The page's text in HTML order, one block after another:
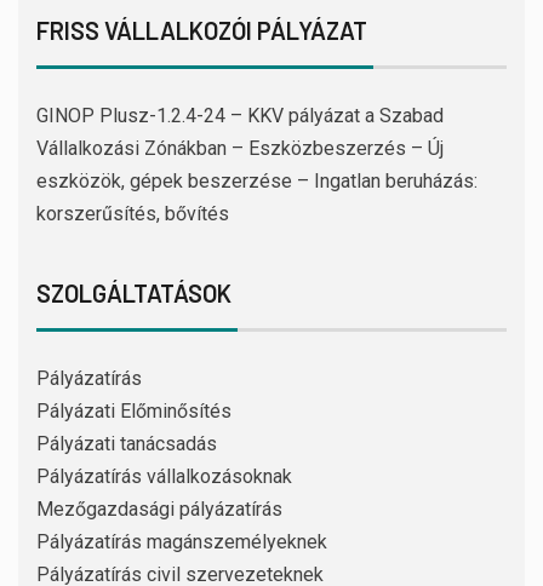
FRISS VÁLLALKOZÓI PÁLYÁZAT
GINOP Plusz-1.2.4-24 – KKV pályázat a Szabad
Vállalkozási Zónákban – Eszközbeszerzés – Új
eszközök, gépek beszerzése – Ingatlan beruházás:
korszerűsítés, bővítés
SZOLGÁLTATÁSOK
Pályázatírás
Pályázati Előminősítés
Pályázati tanácsadás
Pályázatírás vállalkozásoknak
Mezőgazdasági pályázatírás
Pályázatírás magánszemélyeknek
Pályázatírás civil szervezeteknek